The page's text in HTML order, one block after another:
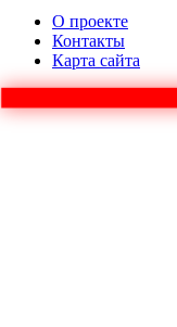
О проекте
Контакты
Карта сайта